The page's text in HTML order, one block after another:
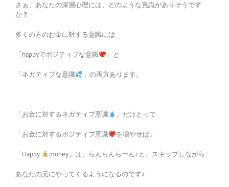
さぁ、あなたの深層心理には、どのような意識がありそうです
か？
多くの方のお金に対する意識には
「happyでポジティブな意識 」と
「ネガティブな意識 」の両方あります。
「お金に対するネガティブ意識 」だけとって
「お金に対するポジティブ意識 を増やせば」
「Happy money」は、らんらんらーん♪と、スキップしながら
あなたの元にやってくるようになるのです♪